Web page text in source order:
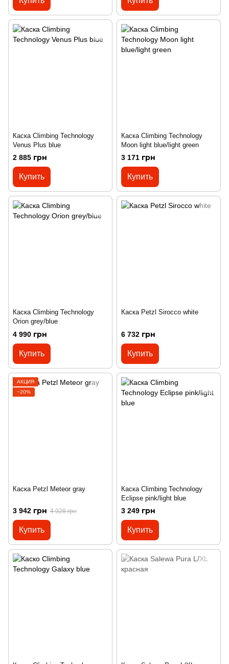
Каска Climbing Technology
Venus Plus blue
2 885 грн
Купить
Каска Climbing Technology
Moon light blue/light green
3 171 грн
Купить
Каска Climbing Technology
Orion grey/blue
4 990 грн
Купить
Каска Petzl Sirocco white
6 732 грн
Купить
АКЦИЯ
−20%
Каска Petzl Meteor gray
3 942 грн 4 928 грн
Купить
Каска Climbing Technology
Eclipse pink/light blue
3 249 грн
Купить